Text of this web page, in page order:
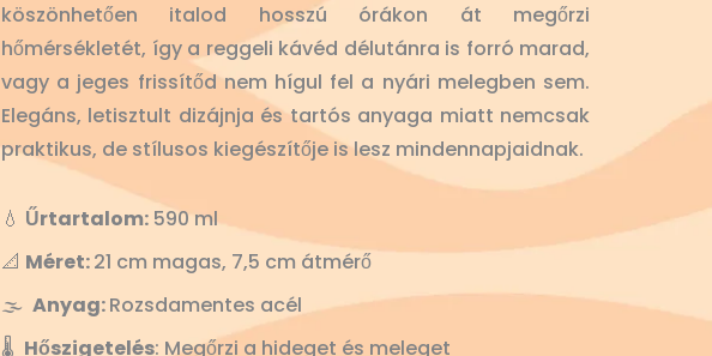
köszönhetően italod hosszú órákon át megőrzi
hőmérsékletét, így a reggeli kávéd délutánra is forró marad,
vagy a jeges frissítőd nem hígul fel a nyári melegben sem.
Elegáns, letisztult dizájnja és tartós anyaga miatt nemcsak
praktikus, de stílusos kiegészítője is lesz mindennapjaidnak.
💧 Űrtartalom: 590 ml
📐 Méret:21 cm magas, 7,5 cm átmérő
🌫️ Anyag:Rozsdamentes acél
🌡️ Hőszigetelés: Megőrzi a hideget és meleget